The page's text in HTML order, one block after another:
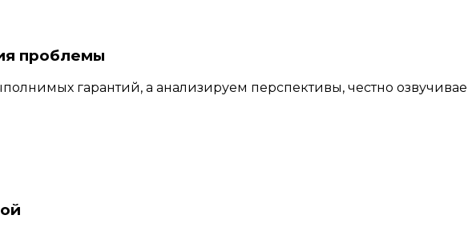
проблемы
гарантий, а анализируем перспективы, честно